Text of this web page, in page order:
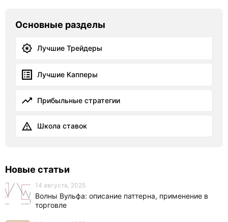
Основные разделы
Лучшие Трейдеры
Лучшие Капперы
Прибыльные стратегии
Школа ставок
Новые статьи
14 августа, 2025
Волны Вульфа: описание паттерна, применение в
торговле